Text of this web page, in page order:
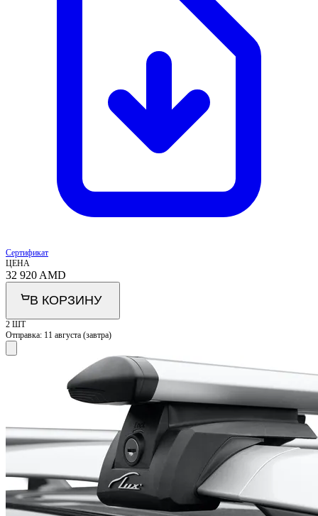
Сертификат
ЦЕНА
32 920 AMD
В КОРЗИНУ
2 ШТ
Отправка: 11 августа (завтра)